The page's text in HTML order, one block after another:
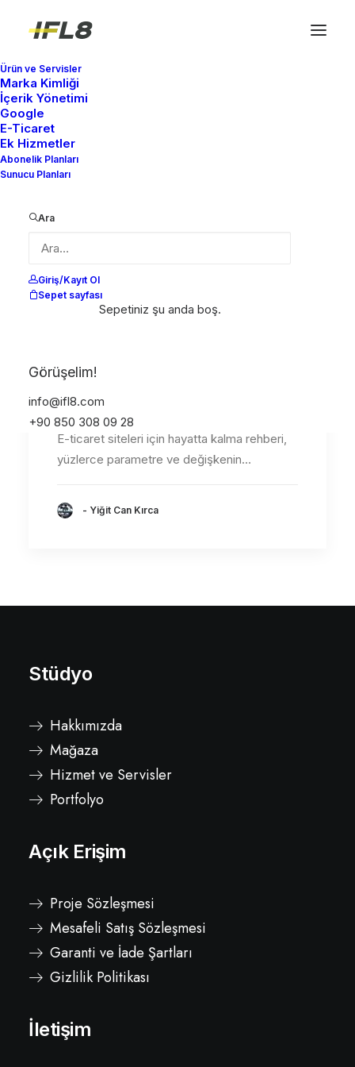
Ürün ve Servisler
Marka Kimliği
İçerik Yönetimi
Google
E-Ticaret
Ek Hizmetler
Abonelik Planları
Sunucu Planları
Ara
Giriş/Kayıt Ol
Sepet sayfası
Sepetiniz şu anda boş.
Görüşelim!
info@ifl8.com
+90 850 308 09 28
E-ticaret Siteleri için
Hayatta Kalma Rehberi
E-ticaret siteleri için hayatta kalma rehberi,
yüzlerce parametre ve değişkenin…
- Yiğit Can Kırca
Stüdyo
Hakkımızda
Mağaza
Hizmet ve Servisler
Portfolyo
Açık Erişim
Proje Sözleşmesi
Mesafeli Satış Sözleşmesi
Garanti ve İade Şartları
Gizlilik Politikası
İletişim